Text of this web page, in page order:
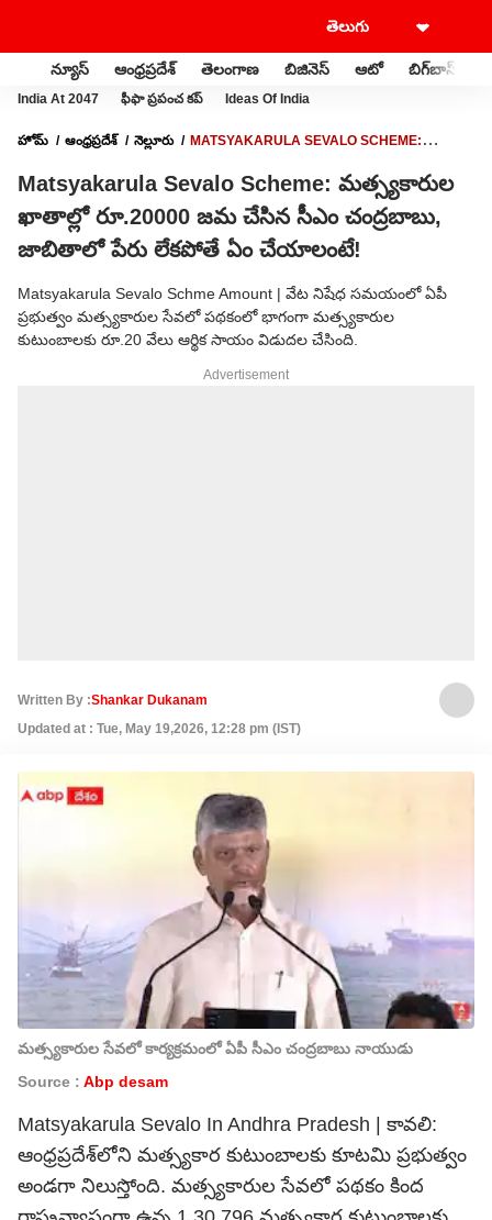
న్యూస్ ఆంధ్రప్రదేశ్ తెలంగాణ బిజినెస్ ఆటో బిగ్‌బాస్
India At 2047 ఫీఫా ప్రపంచ కప్ Ideas Of India
హోమ్ ఆంధ్రప్రదేశ్ నెల్లూరు
MATSYAKARULA SEVALO SCHEME:
ఏం చేయాలంటే!
Matsyakarula Sevalo Scheme: మత్స్యకారుల
ఖాతాల్లో రూ.20000 జమ చేసిన సీఎం చంద్రబాబు,
జాబితాలో పేరు లేకపోతే ఏం చేయాలంటే!
Matsyakarula Sevalo Schme Amount | వేట నిషేధ సమయంలో ఏపీ
ప్రభుత్వం మత్స్యకారుల సేవలో పథకంలో భాగంగా మత్స్యకారుల
కుటుంబాలకు రూ.20 వేలు ఆర్థిక సాయం విడుదల చేసింది.
Advertisement
Written By :Shankar Dukanam
Updated at : Tue, May 19,2026, 12:28 pm (IST)
మత్స్యకారుల సేవలో కార్యక్రమంలో ఏపీ సీఎం చంద్రబాబు నాయుడు
Source : Abp desam
Matsyakarula Sevalo In Andhra Pradesh | కావలి:
ఆంధ్రప్రదేశ్‌లోని మత్స్యకార కుటుంబాలకు కూటమి ప్రభుత్వం
అండగా నిలుస్తోంది. మత్స్యకారుల సేవలో పథకం కింద